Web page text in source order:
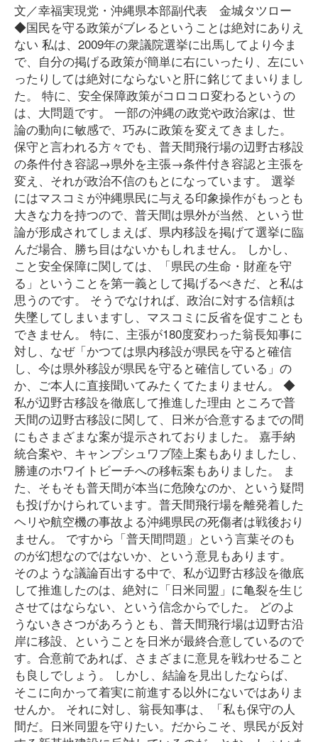
文／幸福実現党・沖縄県本部副代表 金城タツロー
◆国民を守る政策がブレるということは絶対にありえ
ない 私は、2009年の衆議院選挙に出馬してより今ま
で、自分の掲げる政策が簡単に右にいったり、左にい
ったりしては絶対にならないと肝に銘じてまいりまし
た。 特に、安全保障政策がコロコロ変わるというの
は、大問題です。 一部の沖縄の政党や政治家は、世
論の動向に敏感で、巧みに政策を変えてきました。
保守と言われる方々でも、普天間飛行場の辺野古移設
の条件付き容認→県外を主張→条件付き容認と主張を
変え、それが政治不信のもとになっています。 選挙
にはマスコミが沖縄県民に与える印象操作がもっとも
大きな力を持つので、普天間は県外が当然、という世
論が形成されてしまえば、県内移設を掲げて選挙に臨
んだ場合、勝ち目はないかもしれません。 しかし、
こと安全保障に関しては、「県民の生命・財産を守
る」ということを第一義として掲げるべきだ、と私は
思うのです。 そうでなければ、政治に対する信頼は
失墜してしまいますし、マスコミに反省を促すことも
できません。 特に、主張が180度変わった翁長知事に
対し、なぜ「かつては県内移設が県民を守ると確信
し、今は県外移設が県民を守ると確信している」の
か、ご本人に直接聞いてみたくてたまりません。 ◆
私が辺野古移設を徹底して推進した理由 ところで普
天間の辺野古移設に関して、日米が合意するまでの間
にもさまざまな案が提示されておりました。 嘉手納
統合案や、キャンプシュワブ陸上案もありましたし、
勝連のホワイトビーチへの移転案もありました。 ま
た、そもそも普天間が本当に危険なのか、という疑問
も投げかけられています。普天間飛行場を離発着した
ヘリや航空機の事故よる沖縄県民の死傷者は戦後おり
ません。 ですから「普天間問題」という言葉そのも
のが幻想なのではないか、という意見もあります。
そのような議論百出する中で、私が辺野古移設を徹底
して推進したのは、絶対に「日米同盟」に亀裂を生じ
させてはならない、という信念からでした。 どのよ
うないきさつがあろうとも、普天間飛行場は辺野古沿
岸に移設、ということを日米が最終合意しているので
す。合意前であれば、さまざまに意見を戦わせること
も良しでしょう。 しかし、結論を見出したならば、
そこに向かって着実に前進する以外にないではありま
せんか。 それに対し、翁長知事は、「私も保守の人
間だ。日米同盟を守りたい。だからこそ、県民が反対